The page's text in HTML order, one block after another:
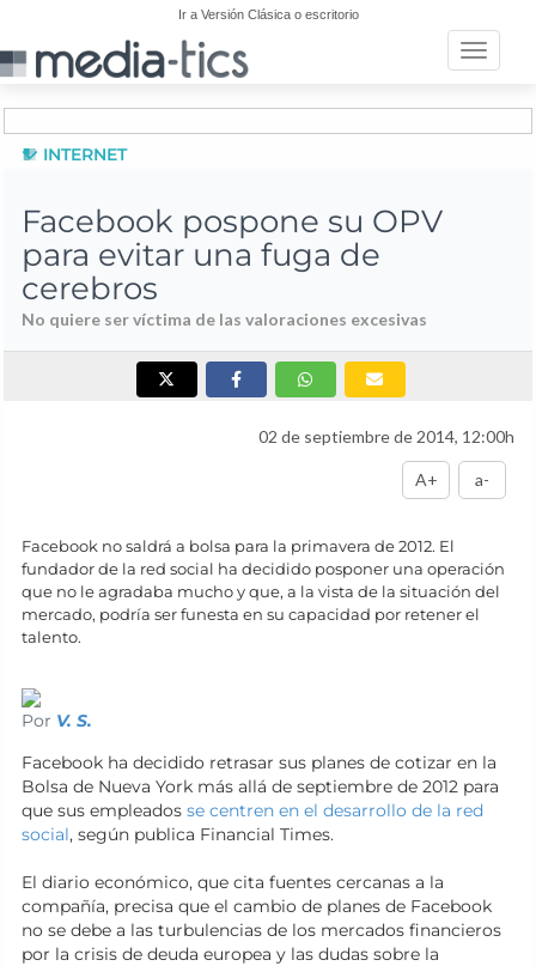
Ir a Versión Clásica o escritorio
Toggle
INTERNET
Facebook pospone su OPV
para evitar una fuga de
cerebros
No quiere ser víctima de las valoraciones excesivas
02 de septiembre de 2014, 12:00h
A+ a-
Facebook no saldrá a bolsa para la primavera de 2012. El
fundador de la red social ha decidido posponer una operación
que no le agradaba mucho y que, a la vista de la situación del
mercado, podría ser funesta en su capacidad por retener el
talento.
Por V. S.
Facebook ha decidido retrasar sus planes de cotizar en la
Bolsa de Nueva York más allá de septiembre de 2012 para
que sus empleados se centren en el desarrollo de la red
social, según publica Financial Times.
El diario económico, que cita fuentes cercanas a la
compañía, precisa que el cambio de planes de Facebook
no se debe a las turbulencias de los mercados financieros
por la crisis de deuda europea y las dudas sobre la